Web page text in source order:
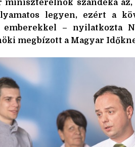
miniszterelnök szándéka
legyen, ezért a
emberekkel – nyilatkozta
megbízott a Magyar